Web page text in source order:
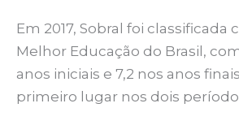
Em 2017, Sobral foi classificada
Melhor Educação do Brasil,
anos iniciais e 7,2 nos anos
primeiro lugar nos dois